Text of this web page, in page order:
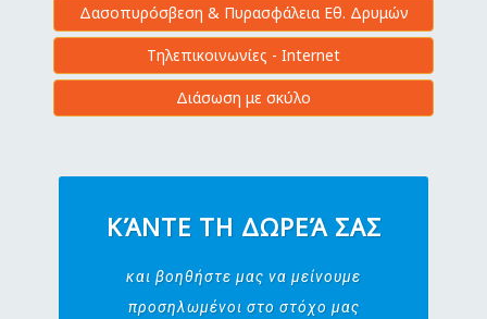
Δασοπυρόσβεση & Πυρασφάλεια Εθ. Δρυμών
Τηλεπικοινωνίες - Internet
Διάσωση με σκύλο
ΚΆΝΤΕ ΤΗ ΔΩΡΕΆ ΣΑΣ
και βοηθήστε μας να μείνουμε
προσηλωμένοι στο στόχο μας